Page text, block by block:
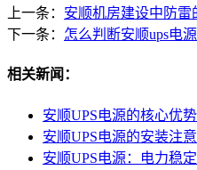
上一条： 安顺机房建设中防雷
下一条： 怎么判断安顺ups电
相关新闻：
安顺UPS电源的核心优
安顺UPS电源的安装注
安顺UPS电源：电力稳